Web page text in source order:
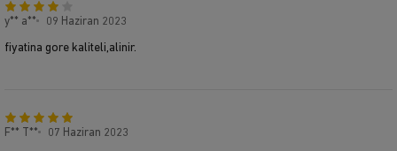
y** a** 09 Haziran 2023
fiyatina gore kaliteli,alinir.
F** T** 07 Haziran 2023